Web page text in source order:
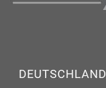
DEUTSCHLAND